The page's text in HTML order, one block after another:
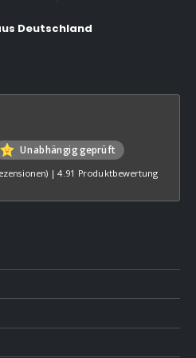
Deutschland
Unabhängig geprüft
|4.91 Produktbewertung